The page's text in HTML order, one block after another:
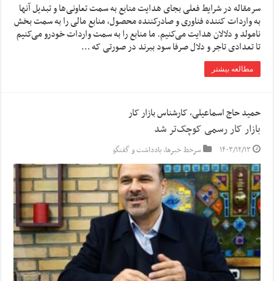
سرمقاله در شرایط فعلی بجای هدایت منابع به سمت تعاونی‌ها و تبدیل آنها
به واردات کننده فناوری و صادرکننده محصول، منابع مالی را به سمت بخش
نامولد و دلالان هدایت می‌کنیم. ما منابع را به سمت واردات خودرو می‌کنیم
تا تعدادی تاجر و دلال صرفا سود ببرند در صورتی که …
مطالعه بیشتر
حمید حاج اسماعیلی، کارشناس بازار کار
بازار کار رسمی کوچک‌تر شد
۱۴۰۳/۱۲/۱۳ سرخط خبرها,یادداشت و گفتگو